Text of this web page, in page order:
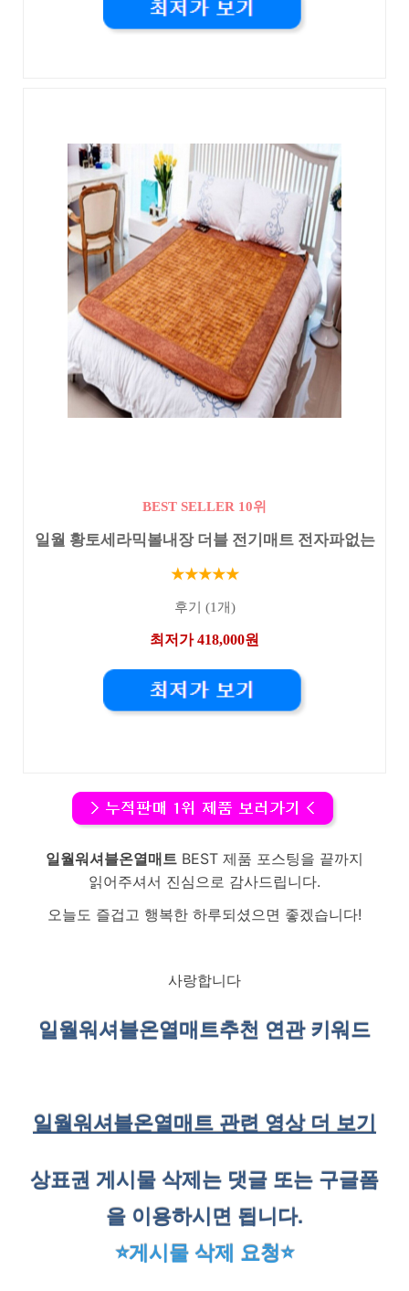
BEST SELLER 10위
일월 황토세라믹볼내장 더블 전기매트 전자파없는
★★★★★
후기 (1개)
최저가 418,000원
일월워셔블온열매트 BEST 제품 포스팅을 끝까지
읽어주셔서 진심으로 감사드립니다.
오늘도 즐겁고 행복한 하루되셨으면 좋겠습니다!
사랑합니다
일월워셔블온열매트추천 연관 키워드
일월워셔블온열매트 관련 영상 더 보기
상표권 게시물 삭제는 댓글 또는 구글폼
을 이용하시면 됩니다.
⭐게시물 삭제 요청⭐